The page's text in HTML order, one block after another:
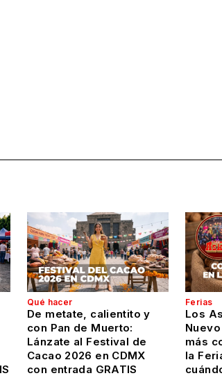
Qué hacer
De metate, calientito y
con Pan de Muerto:
Lánzate al Festival de
Cacao 2026 en CDMX
con entrada GRATIS
Ferias
Los
más
la